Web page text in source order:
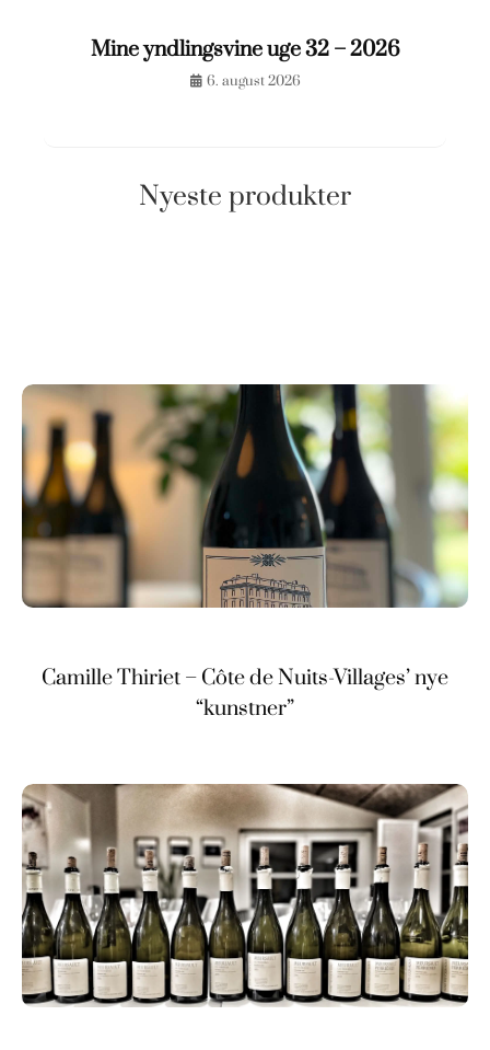
Mine yndlingsvine uge 32 – 2026
6. august 2026
Nyeste produkter
Camille Thiriet – Côte de Nuits-Villages’ nye
“kunstner”